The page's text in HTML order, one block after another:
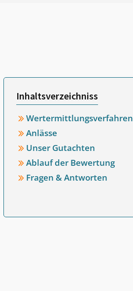
Inhaltsverzeichniss
Wertermittlungsverfahren
Anlässe
Unser Gutachten
Ablauf der Bewertung
Fragen & Antworten